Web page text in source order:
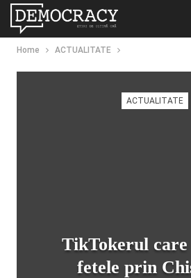
Home ACTUALITATE
ACTUALITATE
TikTokerul
fetele prin